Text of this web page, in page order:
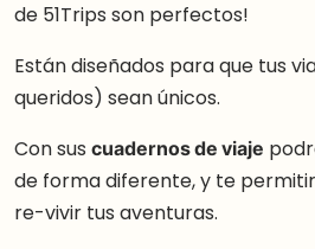
de 51Trips son perfectos!
Están diseñados para que tus
queridos) sean únicos.
Con sus cuadernos de viaje
de forma diferente, y te
re-vivir tus aventuras.